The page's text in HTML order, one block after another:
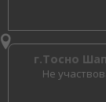
г.Тосно
Не